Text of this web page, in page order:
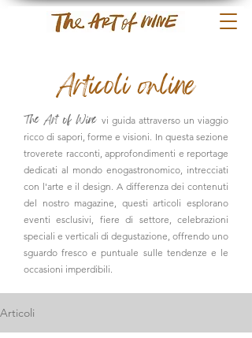
Articoli online
The Art of Wine vi guida attraverso un viaggio
ricco di sapori, forme e visioni. In questa sezione
troverete racconti, approfondimenti e reportage
dedicati al mondo enogastronomico, intrecciati
con l'arte e il design. A differenza dei contenuti
del nostro magazine, questi articoli esplorano
eventi esclusivi, fiere di settore, celebrazioni
speciali e verticali di degustazione, offrendo uno
sguardo fresco e puntuale sulle tendenze e le
occasioni imperdibili.
Articoli